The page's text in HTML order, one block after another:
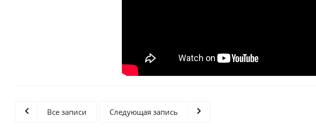
Все записи Следующая запись